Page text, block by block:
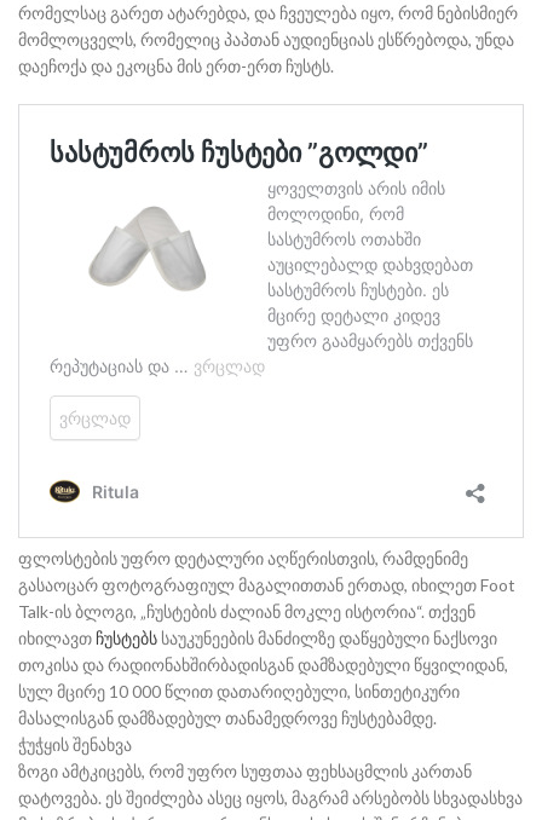
რომელსაც გარეთ ატარებდა, და ჩვეულება იყო, რომ ნებისმიერ
მომლოცველს, რომელიც პაპთან აუდიენციას ესწრებოდა, უნდა
დაეჩოქა და ეკოცნა მის ერთ-ერთ ჩუსტს.
ფლოსტების უფრო დეტალური აღწერისთვის, რამდენიმე
გასაოცარ ფოტოგრაფიულ მაგალითთან ერთად, იხილეთ Foot
Talk-ის ბლოგი, „ჩუსტების ძალიან მოკლე ისტორია“. თქვენ
იხილავთ ჩუსტებს საუკუნეების მანძილზე დაწყებული ნაქსოვი
თოკისა და რადიონახშირბადისგან დამზადებული წყვილიდან,
სულ მცირე 10 000 წლით დათარიღებული, სინთეტიკური
მასალისგან დამზადებულ თანამედროვე ჩუსტებამდე.
ჭუჭყის შენახვა
ზოგი ამტკიცებს, რომ უფრო სუფთაა ფეხსაცმლის კართან
დატოვება. ეს შეიძლება ასეც იყოს, მაგრამ არსებობს სხვადასხვა